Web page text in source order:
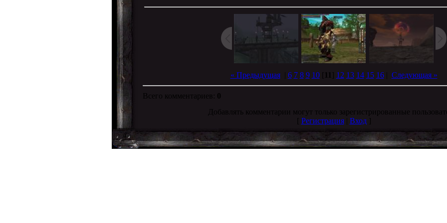
« Предыдущая| 6 7 8 9 10[ 11 ] 12 13 14 15 16| Следующая »
Всего комментариев 0
Добавлять комментарии могут только зарегистрированные
Регистрация| Вход]